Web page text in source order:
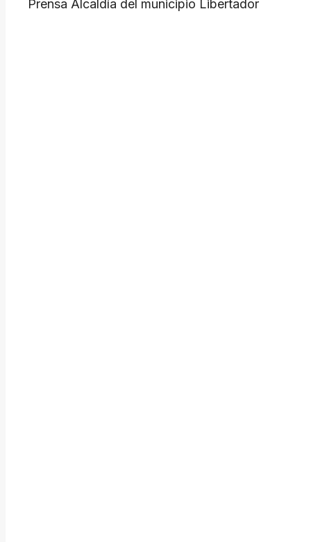
Prensa Alcaldía del municipio Libertador